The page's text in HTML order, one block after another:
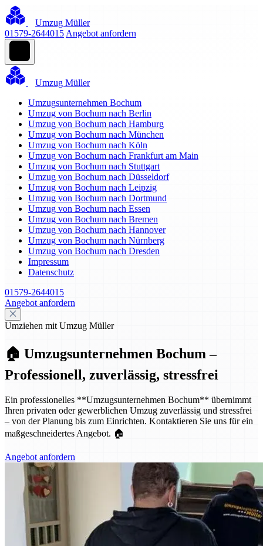
Umzug Müller
01579-2644015 Angebot anfordern
Umzug Müller
Umzugsunternehmen Bochum
Umzug von Bochum nach Berlin
Umzug von Bochum nach Hamburg
Umzug von Bochum nach München
Umzug von Bochum nach Köln
Umzug von Bochum nach Frankfurt am Main
Umzug von Bochum nach Stuttgart
Umzug von Bochum nach Düsseldorf
Umzug von Bochum nach Leipzig
Umzug von Bochum nach Dortmund
Umzug von Bochum nach Essen
Umzug von Bochum nach Bremen
Umzug von Bochum nach Hannover
Umzug von Bochum nach Nürnberg
Umzug von Bochum nach Dresden
Impressum
Datenschutz
01579-2644015
Angebot anfordern
Umziehen mit Umzug Müller
🏠 Umzugsunternehmen Bochum –
Professionell, zuverlässig, stressfrei
Ein professionelles **Umzugsunternehmen Bochum** übernimmt
Ihren privaten oder gewerblichen Umzug zuverlässig und stressfrei
– von der Planung bis zum Einrichten. Kontaktieren Sie uns für ein
maßgeschneidertes Angebot. 🏠
Angebot anfordern